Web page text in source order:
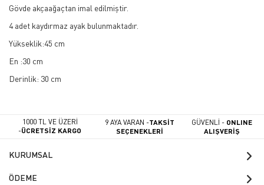
Gövde akçaağaçtan imal edilmiştir.
4 adet kaydırmaz ayak bulunmaktadır.
Yükseklik:45 cm
En :30 cm
Derinlik: 30 cm
1000 TL VE ÜZERİ
-ÜCRETSİZ KARGO
9 AYA VARAN -TAKSİT
SEÇENEKLERİ
GÜVENLİ - ONLINE
ALIŞVERİŞ
KURUMSAL
ÖDEME